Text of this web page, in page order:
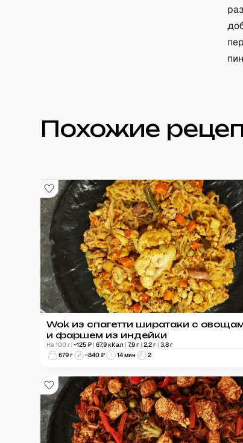
Похожие
Wok из спагетти ширатаки с
и фаршем из индейки
На 100 г: ~125₽ | 67,9кКал | 7,9г | 2,2г | 3,8г
679г ~840₽ 14 мин 2